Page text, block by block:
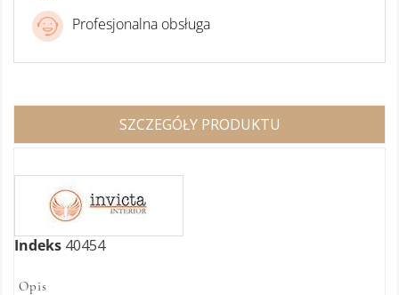
Profesjonalna obsługa
SZCZEGÓŁY PRODUKTU
Indeks 40454
Opis